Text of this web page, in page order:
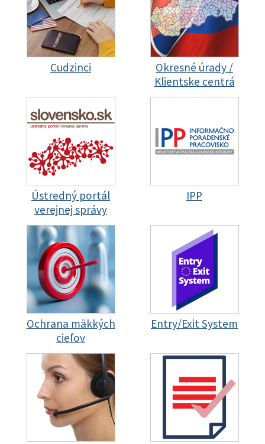
Cudzinci
Okresné úrady /
Klientske centrá
Ústredný portál
verejnej správy
IPP
Ochrana mäkkých
cieľov
Entry/Exit System